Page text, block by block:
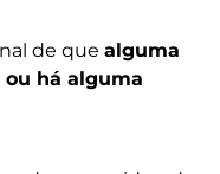
de que alguma
há alguma